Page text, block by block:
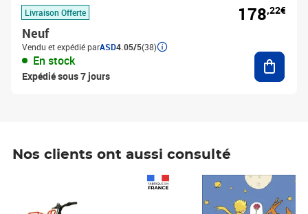
Livraison Offerte
Neuf
Vendu et expédié parASD4.05/5(38)
En stock
Expédié sous 7 jours
178,22€
Nos clients ont aussi consulté
Prix 7,50€